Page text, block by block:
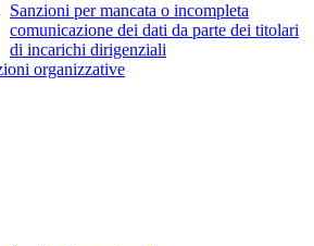
Sanzioni per mancata o incompleta
comunicazione dei dati da parte dei titolari
di incarichi dirigenziali
organizzative